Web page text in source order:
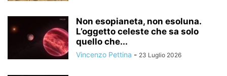
Non esopianeta, non esoluna.
L’oggetto celeste che sa solo
quello che...
Vincenzo Pettina - 23 Luglio 2026